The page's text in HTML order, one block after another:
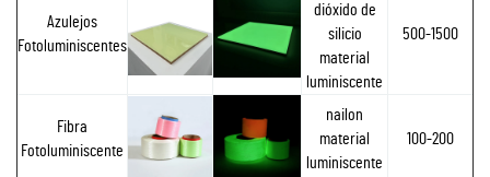
Azulejos
Fotoluminiscentes
dióxido de
silicio
material
luminiscente
500-1500
Fibra
Fotoluminiscente
nailon
material
luminiscente
100-200